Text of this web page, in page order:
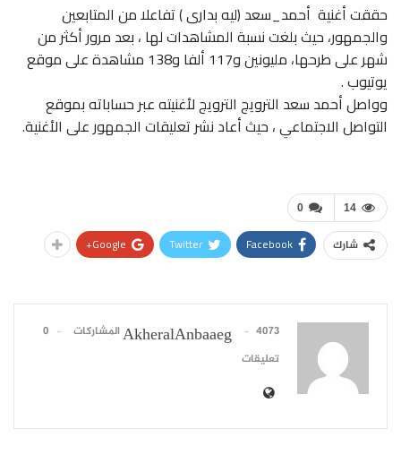
حققت أغنية أحمد_سعد (ليه بدارى ) تفاعلا من المتابعين
والجمهور، حيث بلغت نسبة المشاهدات لها ، بعد مرور أكثر من
شهر على طرحها، مليونين و117 ألفا و138 مشاهدة على موقع
يوتيوب .
وواصل أحمد سعد الترويج الترويج لأغنيته عبر حساباته بموقع
التواصل الاجتماعي ، حيث أعاد نشر تعليقات الجمهور على الأغنية.
0 14
شارك Facebook
Twitter
Google+
AkheralAnbaaeg 4073 المشاركات
0
تعليقات